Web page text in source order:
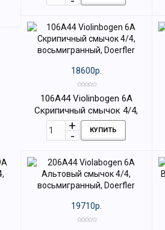
18600р.
106A44 Violinbogen 6А
Скрипичный смычок 4/4,
восьмигранный, Doerfler
КУПИТЬ
19710р.